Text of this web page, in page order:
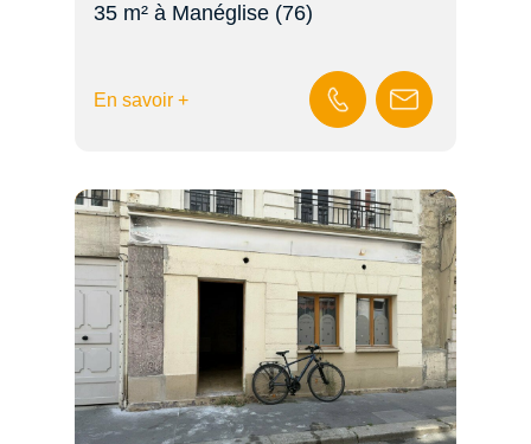
35 m² à Manéglise (76)
En savoir +